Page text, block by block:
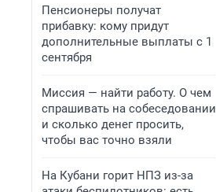
Пенсионеры получат
прибавку: кому придут
дополнительные выплаты с 1
сентября
Миссия — найти работу. О чем
спрашивать на собеседовании
и сколько денег просить,
чтобы вас точно взяли
На Кубани горит НПЗ из-за